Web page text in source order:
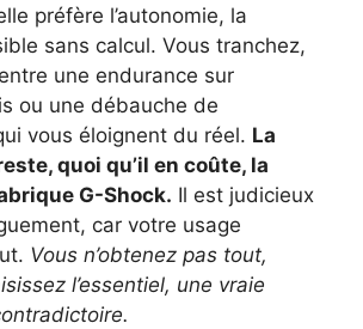
préfère l’autonomie, la
sans calcul. Vous tranchez,
une endurance sur
ou une débauche de
vous éloignent du réel. La
quoi qu’il en coûte, la
G-Shock. Il est judicieux
car votre usage
Vous n’obtenez pas tout,
l’essentiel, une vraie